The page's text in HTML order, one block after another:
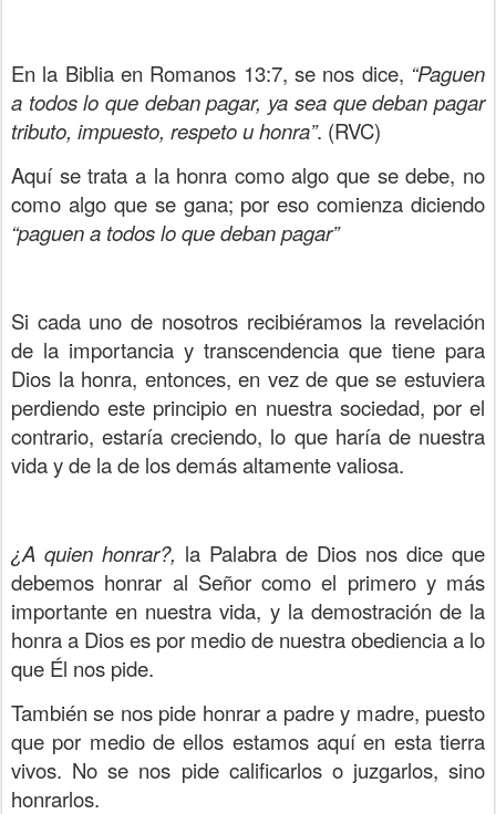
En la Biblia en Romanos 13:7, se nos dice, “Paguen
a todos lo que deban pagar, ya sea que deban pagar
tributo, impuesto, respeto u honra”. (RVC)
Aquí se trata a la honra como algo que se debe, no
como algo que se gana; por eso comienza diciendo
“paguen a todos lo que deban pagar”
Si cada uno de nosotros recibiéramos la revelación
de la importancia y transcendencia que tiene para
Dios la honra, entonces, en vez de que se estuviera
perdiendo este principio en nuestra sociedad, por el
contrario, estaría creciendo, lo que haría de nuestra
vida y de la de los demás altamente valiosa.
¿A quien honrar?, la Palabra de Dios nos dice que
debemos honrar al Señor como el primero y más
importante en nuestra vida, y la demostración de la
honra a Dios es por medio de nuestra obediencia a lo
que Él nos pide.
También se nos pide honrar a padre y madre, puesto
que por medio de ellos estamos aquí en esta tierra
vivos. No se nos pide calificarlos o juzgarlos, sino
honrarlos.